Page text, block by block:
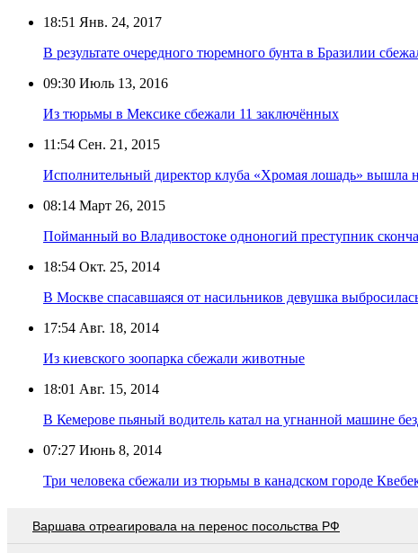
18:51 Янв. 24, 2017
В результате очередного тюремного бунта в Бразилии
09:30 Июль 13, 2016
Из тюрьмы в Мексике сбежали 11 заключённых
11:54 Сен. 21, 2015
Исполнительный директор клуба «Хромая лошадь» вышла
08:14 Март 26, 2015
Пойманный во Владивостоке одноногий преступник
18:54 Окт. 25, 2014
В Москве спасавшаяся от насильников девушка
17:54 Авг. 18, 2014
Из киевского зоопарка сбежали животные
18:01 Авг. 15, 2014
В Кемерове пьяный водитель катал на угнанной машине
07:27 Июнь 8, 2014
Три человека сбежали из тюрьмы в канадском городе
Варшава отреагировала на перенос посольства РФ